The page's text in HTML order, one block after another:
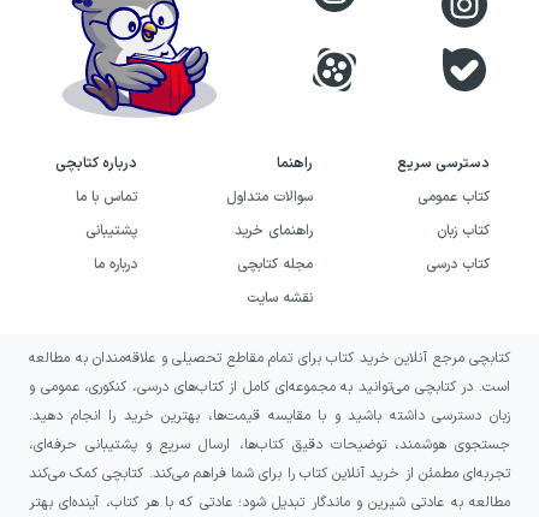
دسترسی سریع
کتاب عمومی
کتاب زبان
کتاب درسی
راهنما
سوالات متداول
راهنمای خرید
مجله کتابچی
نقشه سایت
درباره کتابچی
تماس با ما
پشتیبانی
درباره ما
کتابچی مرجع آنلاین خرید کتاب برای تمام مقاطع تحصیلی و علاقه‌مندان به مطالعه
است. در کتابچی می‌توانید به مجموعه‌ای کامل از کتاب‌های درسی، کنکوری، عمومی و
زبان دسترسی داشته باشید و با مقایسه قیمت‌ها، بهترین خرید را انجام دهید.
جستجوی هوشمند، توضیحات دقیق کتاب‌ها، ارسال سریع و پشتیبانی حرفه‌ای،
تجربه‌ای مطمئن از خرید آنلاین کتاب را برای شما فراهم می‌کند. کتابچی کمک می‌کند
مطالعه به عادتی شیرین و ماندگار تبدیل شود؛ عادتی که با هر کتاب، آینده‌ای بهتر